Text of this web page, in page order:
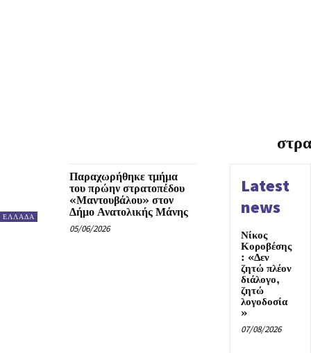
ΕΛΛΑΔΑ
Παραχωρήθηκε τμήμα
του πρώην στρατοπέδου
«Μαντουβάλου» στον
Δήμο Ανατολικής Μάνης
05/06/2026
Latest
news
Νίκος
Κοροβέσης
: «Δεν
ζητώ πλέον
διάλογο,
ζητώ
λογοδοσία
»
07/08/2026